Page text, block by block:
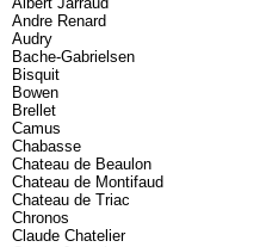
Andre Renard
Audry
Bache-Gabrielsen
Bisquit
Bowen
Brellet
Camus
Chabasse
Chateau de Beaulon
Chateau de Montifaud
Chateau de Triac
Chronos
Claude Chatelier